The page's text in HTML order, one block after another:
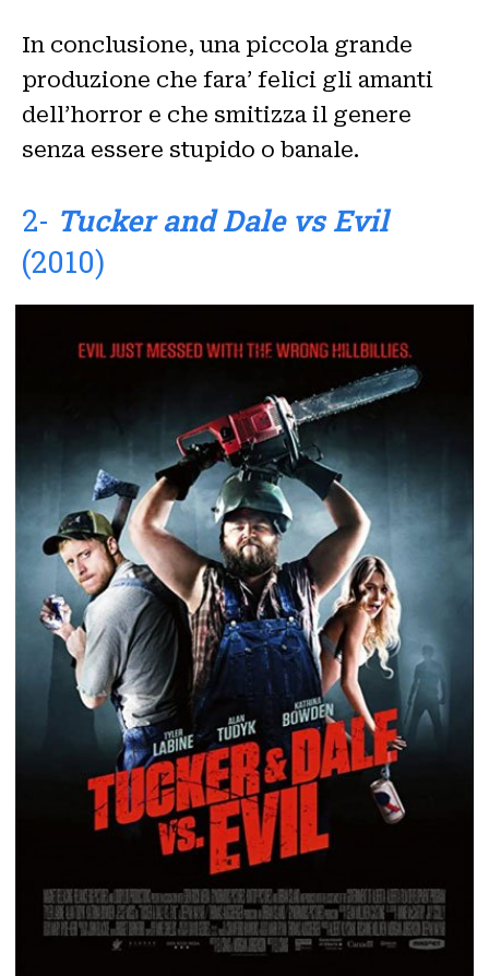
In conclusione, una piccola grande
produzione che fara’ felici gli amanti
dell’horror e che smitizza il genere
senza essere stupido o banale.
2- Tucker and Dale vs Evil
(2010)